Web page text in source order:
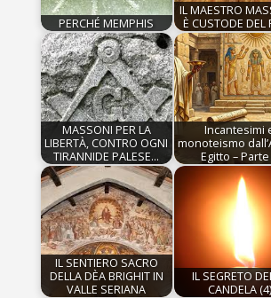
PERCHÉ MEMPHIS
IL MAESTRO
È CUSTODE DEL
MASSONI PER LA
LIBERTÀ, CONTRO OGNI
TIRANNIDE PALESE…
Incantesimi
monoteismo
Egitto – Parte
IL SENTIERO SACRO
DELLA DÈA BRIGHIT IN
VALLE SERIANA
IL SEGRETO
CANDELA (4)